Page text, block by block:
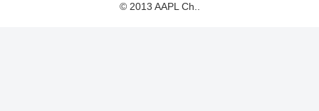
© 2013 AAPL Ch..